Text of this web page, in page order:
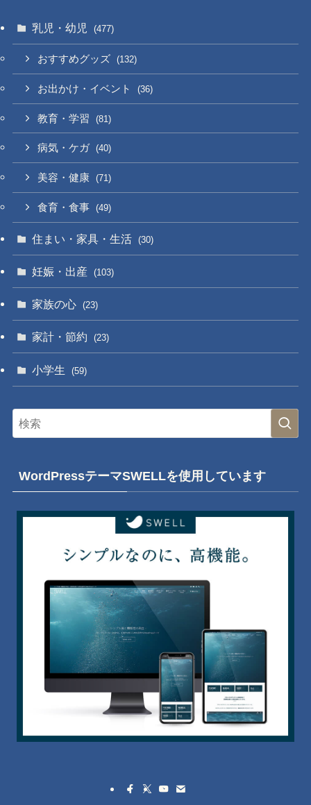
乳児・幼児 (477)
おすすめグッズ (132)
お出かけ・イベント (36)
教育・学習 (81)
病気・ケガ (40)
美容・健康 (71)
食育・食事 (49)
住まい・家具・生活 (30)
妊娠・出産 (103)
家族の心 (23)
家計・節約 (23)
小学生 (59)
WordPressテーマSWELLを使用しています